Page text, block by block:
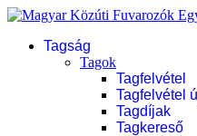
Tagság
Tagok
Tagfelvétel
Tagfelvétel
Tagdíjak
Tagkereső